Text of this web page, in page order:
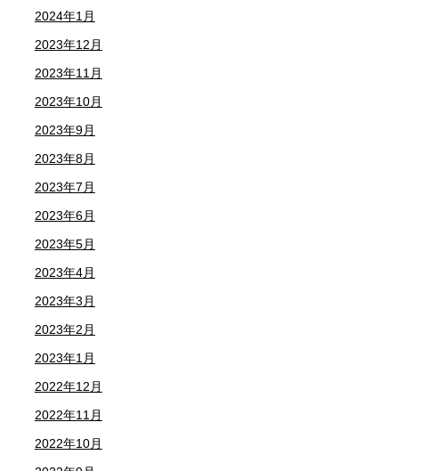
2024年1月
2023年12月
2023年11月
2023年10月
2023年9月
2023年8月
2023年7月
2023年6月
2023年5月
2023年4月
2023年3月
2023年2月
2023年1月
2022年12月
2022年11月
2022年10月